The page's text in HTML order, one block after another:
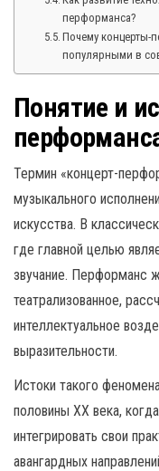
перформанса?
Почему концерты-
популярными в
Понятие и
Термин «концерт-
музыкального
искусства. В
где главной целью
звучание. Перформанс
театрализованное,
интеллектуальное
выразительности.
Истоки такого
половины XX века,
интегрировать свои
авангардных